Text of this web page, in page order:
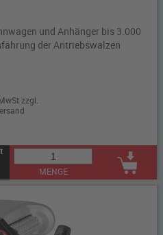
und Anhänger bis 3.000
der Antriebswalzen
zzgl.
MENGE